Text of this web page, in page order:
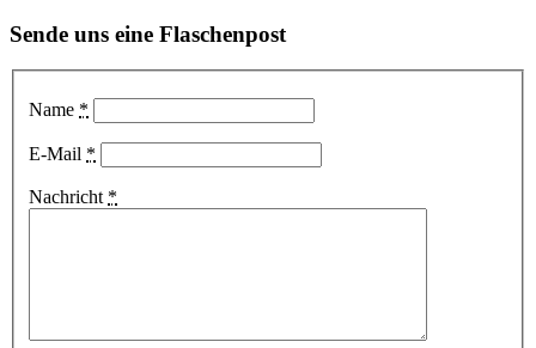
Sende uns eine Flaschenpost
Name *
E-Mail *
Nachricht *